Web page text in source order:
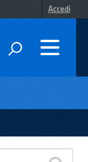
Accedi